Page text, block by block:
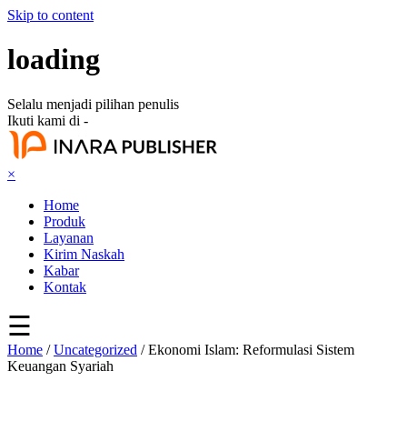
Skip to content
loading
Selalu menjadi pilihan penulis
Ikuti kami di -
×
Home
Produk
Layanan
Kirim Naskah
Kabar
Kontak
☰
Home /Uncategorized / Ekonomi Islam: Reformulasi Sistem
Keuangan Syariah